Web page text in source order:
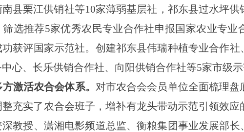
县栗江供销社等10家薄弱基层社，祁东县过水坪
选推荐5家优秀农民专业合作社申报国家农业专
获评国家示范社。创建祁东县伟瑞种植专业合作社
心、长乐供销合作社、向阳供销合作社等5家市级示
激活农合会体系。 对市农合会会员单位全面梳理
充实了农合会班子，增补有龙头带动示范引领效应
教授、潇湘电影频道总监、衡粮集团事业发展部